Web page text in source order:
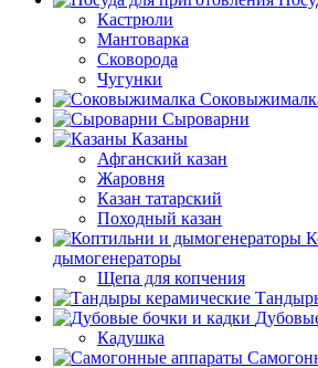
Кастрюли
Мантоварка
Сковорода
Чугунки
Сыроварни
Казаны
Афганский казан
Жаровня
Казан татарский
Походный казан
дымогенераторы
Щепа для копчения
Кадушка